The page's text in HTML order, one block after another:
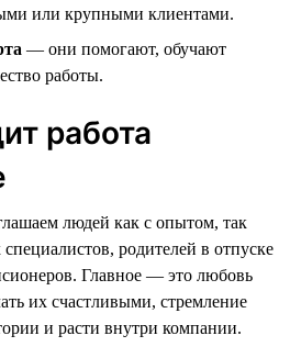
или крупными клиентами.
— они помогают, обучают
работы.
работа
людей как с опытом, так
родителей в отпуске
Главное — это любовь
их счастливыми, стремление
и расти внутри компании.